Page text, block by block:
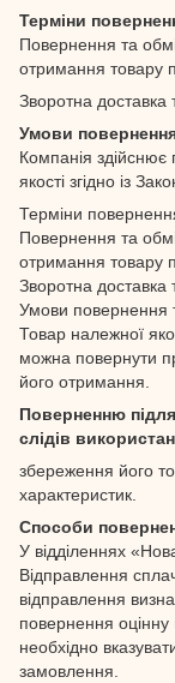
Терміни
Повернення та
отримання товару
Зворотна доставка
Умови повернення
Компанія здійснює
якості згідно із
Терміни
Повернення та
отримання товару
Зворотна доставка
Умови повернення
Товар належної
можна повернути
його отримання.
Поверненню
слідів
збереження його
характеристик.
Способи
У відділеннях
Відправлення
відправлення
повернення оцінну
необхідно
замовлення.